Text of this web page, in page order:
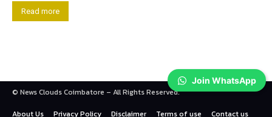
Read more
© News Clouds Coimbatore – All Rights Reserved.
About Us
Privacy Policy Disclaimer Terms of use Contact us
Join WhatsApp